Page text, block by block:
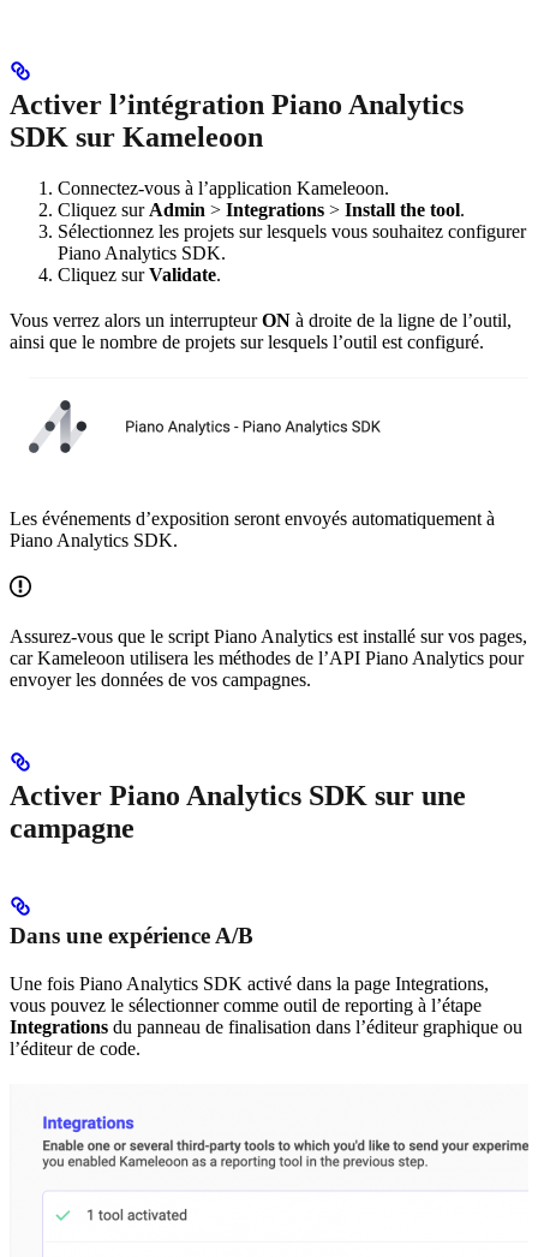
Activer l’intégration Piano Analytics
SDK sur Kameleoon
Connectez-vous à l’application Kameleoon.
Cliquez sur Admin > Integrations > Install the tool.
Sélectionnez les projets sur lesquels vous souhaitez configurer
Piano Analytics SDK.
Cliquez surValidate.
Vous verrez alors un interrupteurON à droite de la ligne de l’outil,
ainsi que le nombre de projets sur lesquels l’outil est configuré.
Les événements d’exposition seront envoyés automatiquement à
Piano Analytics SDK.
Assurez-vous que le script Piano Analytics est installé sur vos pages,
car Kameleoon utilisera les méthodes de l’API Piano Analytics pour
envoyer les données de vos campagnes.
Activer Piano Analytics SDK sur une
campagne
Dans une expérience A/B
Une fois Piano Analytics SDK activé dans la page Integrations,
vous pouvez le sélectionner comme outil de reporting à l’étape
Integrations du panneau de finalisation dans l’éditeur graphique ou
l’éditeur de code.